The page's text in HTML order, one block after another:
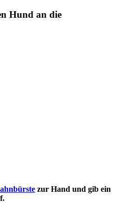
Hund an die
zur Hand und gib ein